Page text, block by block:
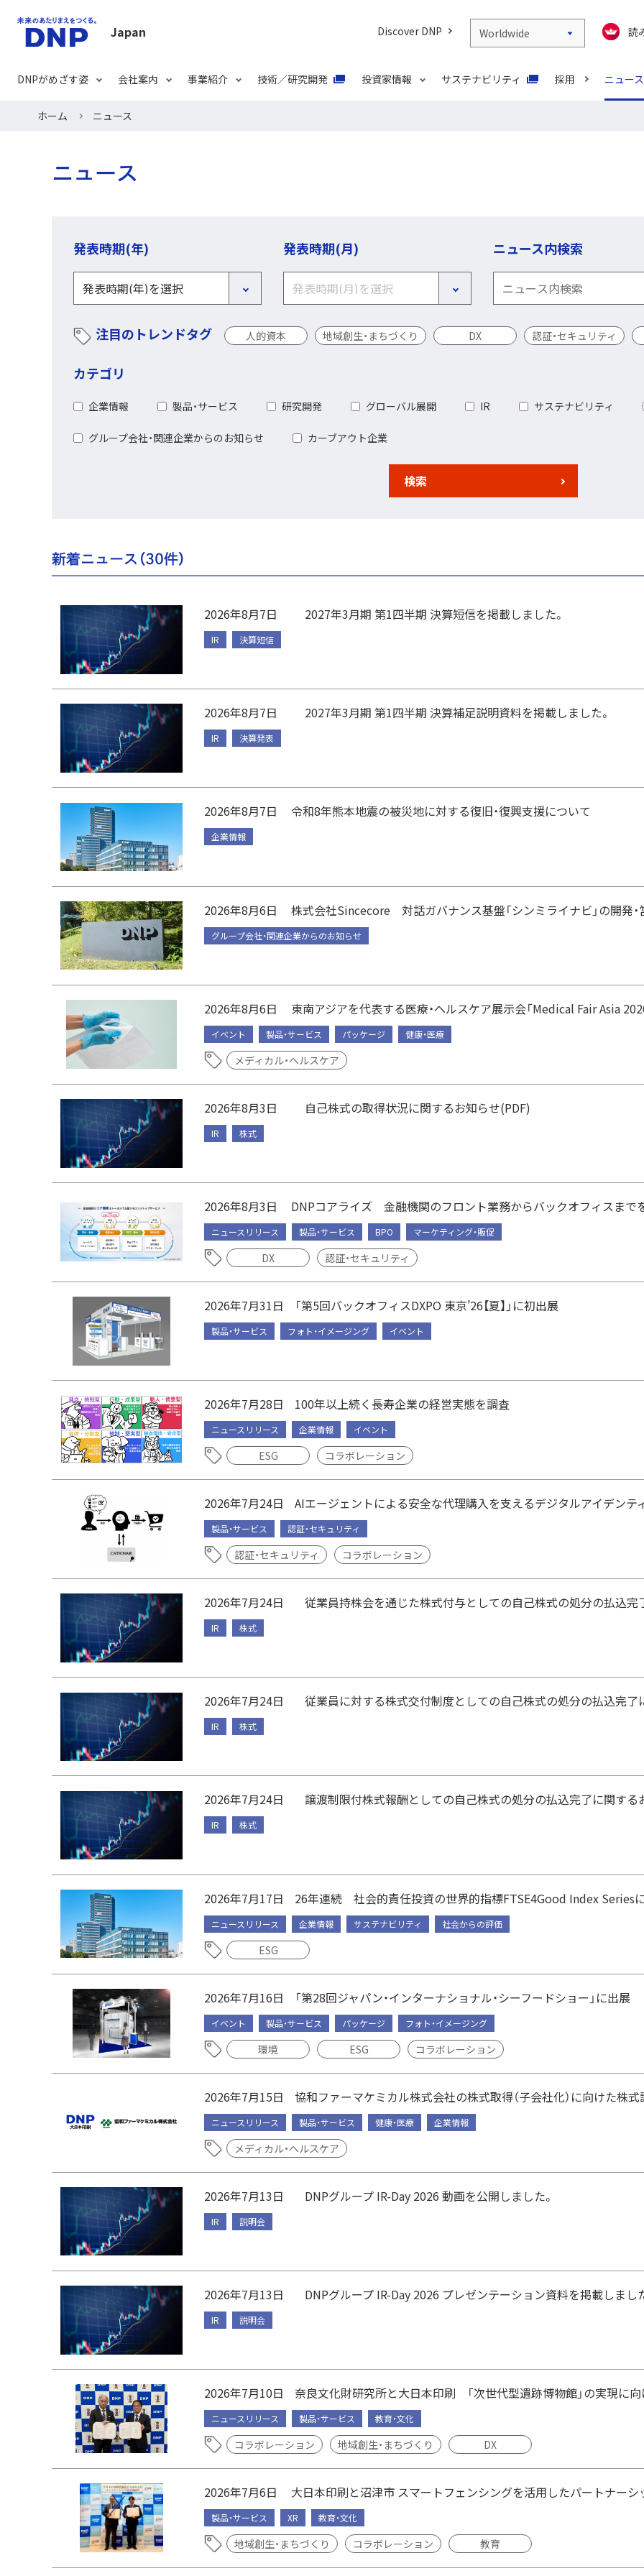
Japan
DNPがめざす姿 会社案内 事業紹介 技術／研究開発 投資家情報 サステナビリティ 採用 ニュース
Discover DNP Worldwide 読
ホーム ニュース
ニュース
発表時期(年) 発表時期(月) ニュース内検索
注目のトレンドタグ 人的資本 地域創生・まちづくり DX 認証・セキュリティ
カテゴリ
企業情報 製品・サービス 研究開発 グローバル展開 IR サステナビリティ
グループ会社・関連企業からのお知らせ カーブアウト企業
検索
新着ニュース（30件）
2026年8月7日 2027年3月期 第1四半期 決算短信を掲載しました。
IR 決算短信
2026年8月7日 2027年3月期 第1四半期 決算補足説明資料を掲載しました。
IR 決算発表
2026年8月7日 令和8年熊本地震の被災地に対する復旧・復興支援について
企業情報
2026年8月6日 株式会社Sincecore 対話ガバナンス基盤「シンミライナビ」の開発
グループ会社・関連企業からのお知らせ
2026年8月6日 東南アジアを代表する医療・ヘルスケア展示会「Medical Fair Asia
イベント 製品・サービス パッケージ 健康・医療
メディカル・ヘルスケア
2026年8月3日 自己株式の取得状況に関するお知らせ(PDF)
IR 株式
2026年8月3日 DNPコアライズ 金融機関のフロント業務からバックオフィスまで
ニュースリリース 製品・サービス BPO マーケティング・販促
DX 認証・セキュリティ
2026年7月31日 「第5回バックオフィスDXPO 東京’26【夏】」に初出展
製品・サービス フォト・イメージング イベント
2026年7月28日 100年以上続く長寿企業の経営実態を調査
ニュースリリース 企業情報 イベント
ESG コラボレーション
2026年7月24日 AIエージェントによる安全な代理購入を支えるデジタルアイデンテ
製品・サービス 認証・セキュリティ
認証・セキュリティ コラボレーション
2026年7月24日 従業員持株会を通じた株式付与としての自己株式の処分の払込
IR 株式
2026年7月24日 従業員に対する株式交付制度としての自己株式の処分の払込完了
IR 株式
2026年7月24日 譲渡制限付株式報酬としての自己株式の処分の払込完了に関する
IR 株式
2026年7月17日 26年連続 社会的責任投資の世界的指標FTSE4Good Index Series
ニュースリリース 企業情報 サステナビリティ 社会からの評価
ESG
2026年7月16日 「第28回ジャパン・インターナショナル・シーフードショー」に出展
イベント 製品・サービス パッケージ フォト・イメージング
環境 ESG コラボレーション
2026年7月15日 協和ファーマケミカル株式会社の株式取得（子会社化）に向けた株
ニュースリリース 製品・サービス 健康・医療 企業情報
メディカル・ヘルスケア
2026年7月13日 DNPグループ IR-Day 2026 動画を公開しました。
IR 説明会
2026年7月13日 DNPグループ IR-Day 2026 プレゼンテーション資料を掲載しまし
IR 説明会
2026年7月10日 奈良文化財研究所と大日本印刷 「次世代型遺跡博物館」の実現に
ニュースリリース 製品・サービス 教育・文化
コラボレーション 地域創生・まちづくり DX
2026年7月6日 大日本印刷と沼津市 スマートフェンシングを活用したパートナーシ
製品・サービス XR 教育・文化
地域創生・まちづくり コラボレーション 教育